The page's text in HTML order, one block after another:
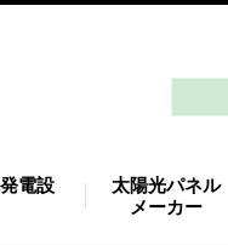
電設
太陽光パネル
メーカー